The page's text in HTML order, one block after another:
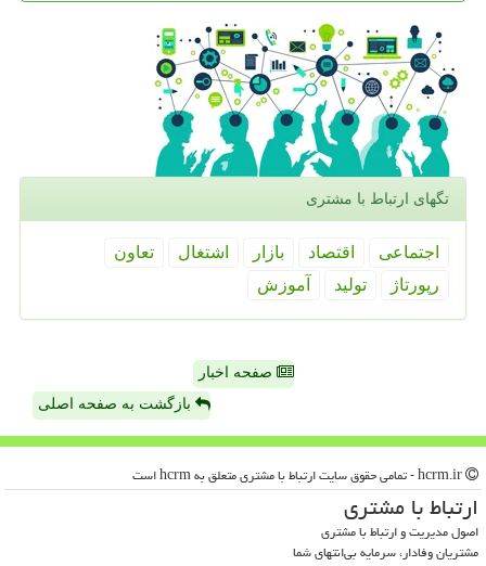
تگهای ارتباط با مشتری
اجتماعی اقتصاد بازار اشتغال
تعاون
رپورتاژ
تولید آموزش
صفحه اخبار
بازگشت به صفحه اصلی
ارتباط با مشتری
اصول مدیریت و ارتباط با مشتری
مشتریان وفادار، سرمایه بی‌انتهای شما